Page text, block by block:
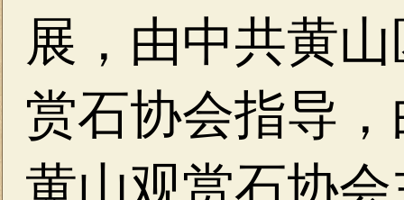
展，由中共黄
赏石协会指导
黄山观赏石协